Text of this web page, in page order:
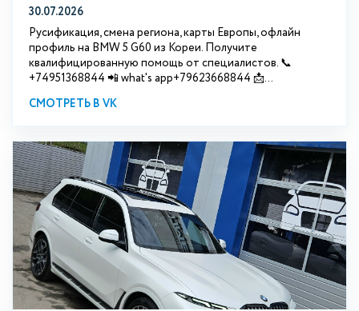
30.07.2026
Русификация, смена региона, карты Европы, офлайн
профиль на BMW 5 G60 из Кореи. Получите
квалифицированную помощь от специалистов. 📞
+74951368844 📲 what's app+79623668844 📩...
СМОТРЕТЬ В VK